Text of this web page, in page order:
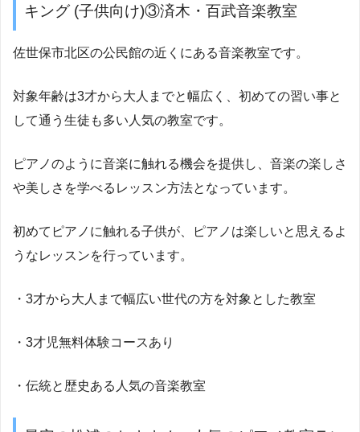
キング (子供向け)③済木・百武音楽教室
佐世保市北区の公民館の近くにある音楽教室です。
対象年齢は3才から大人までと幅広く、初めての習い事と
して通う生徒も多い人気の教室です。
ピアノのように音楽に触れる機会を提供し、音楽の楽しさ
や美しさを学べるレッスン方法となっています。
初めてピアノに触れる子供が、ピアノは楽しいと思えるよ
うなレッスンを行っています。
・3才から大人まで幅広い世代の方を対象とした教室
・3才児無料体験コースあり
・伝統と歴史ある人気の音楽教室